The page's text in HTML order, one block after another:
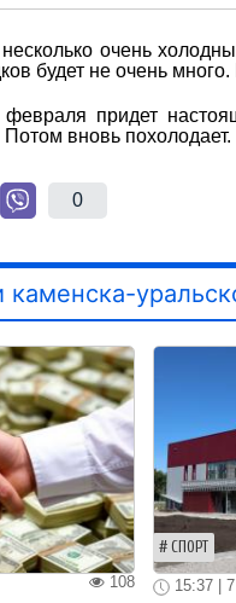
очень
будет не очень
придет
вновь похолодает.
0
каменска-
108
СПОРТ
15:37 | 7